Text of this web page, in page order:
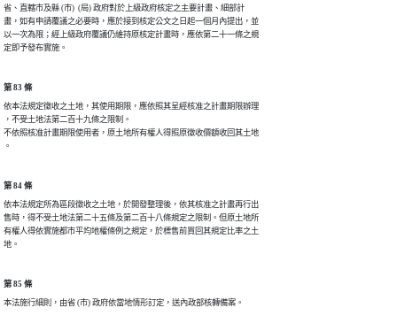
省、直轄市及縣 (市)  (局) 政府對於上級政府核定之主要計畫、細部計
畫，如有申請覆議之必要時，應於接到核定公文之日起一個月內提出，並
以一次為限；經上級政府覆議仍維持原核定計畫時，應依第二十一條之規
第 83 條
依本法規定徵收之土地，其使用期限，應依照其呈經核准之計畫期限辦理
，不受土地法第二百十九條之限制。
不依照核准計畫期限使用者，原土地所有權人得照原徵收價額收回其土地
第 84 條
依本法規定所為區段徵收之土地，於開發整理後，依其核准之計畫再行出
售時，得不受土地法第二十五條及第二百十八條規定之限制。但原土地所
有權人得依實施都市平均地權條例之規定，於標售前買回其規定比率之土
第 85 條